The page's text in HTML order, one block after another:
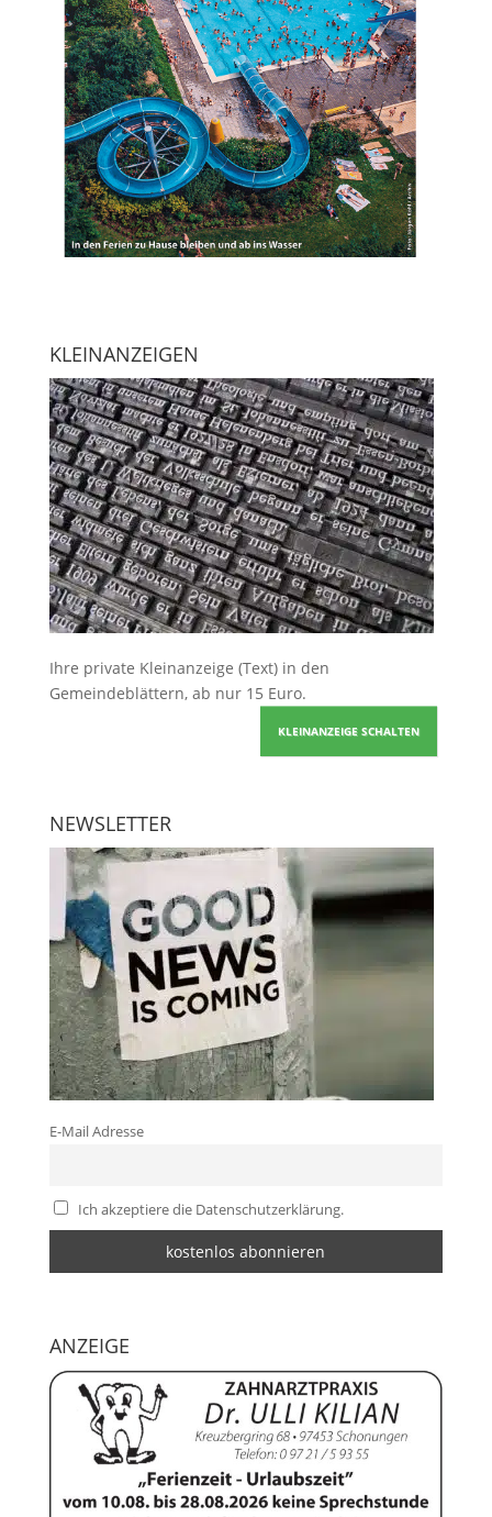
KLEINANZEIGEN
Ihre private Kleinanzeige (Text) in den
Gemeindeblättern, ab nur 15 Euro.
KLEINANZEIGE SCHALTEN
NEWSLETTER
E-Mail Adresse
Ich akzeptiere die Datenschutzerklärung.
ANZEIGE